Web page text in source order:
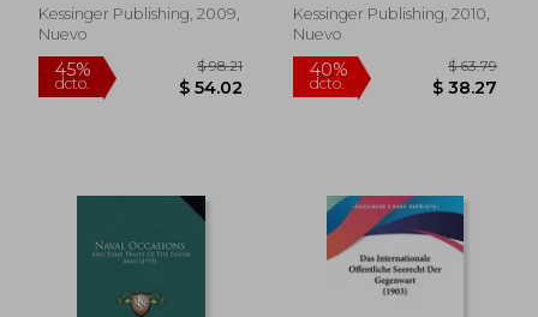
(en Inglés)
Kessinger Publishing, 2009,
Nuevo
Kessinger Publishing, 2010,
Nuevo